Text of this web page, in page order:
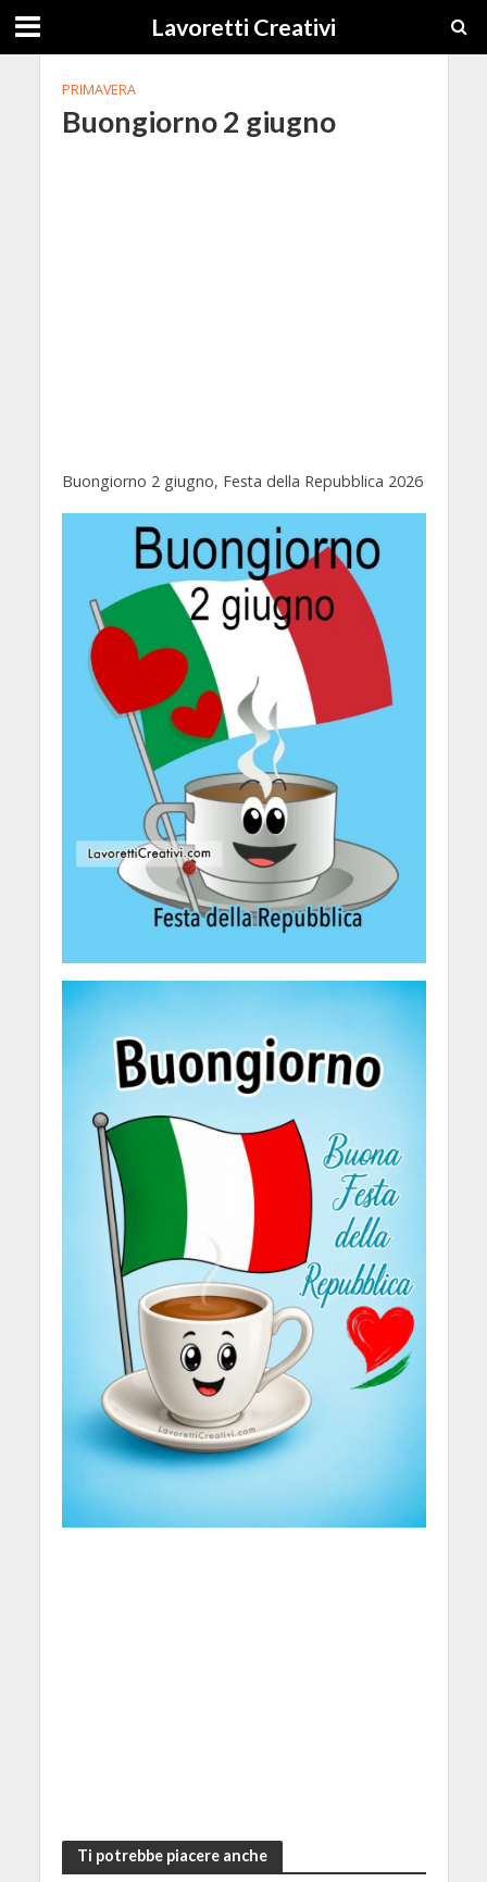
Lavoretti Creativi
PRIMAVERA
Buongiorno 2 giugno
Buongiorno 2 giugno, Festa della Repubblica 2026
Ti potrebbe piacere anche